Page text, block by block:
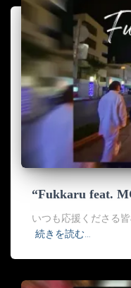
“Fukkaru feat.
いつも応援くださる
続きを読む…